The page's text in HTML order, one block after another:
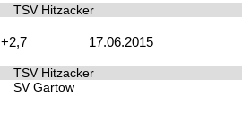
TSV Hitzacker
+2,7 17.06.2015
TSV Hitzacker
SV Gartow